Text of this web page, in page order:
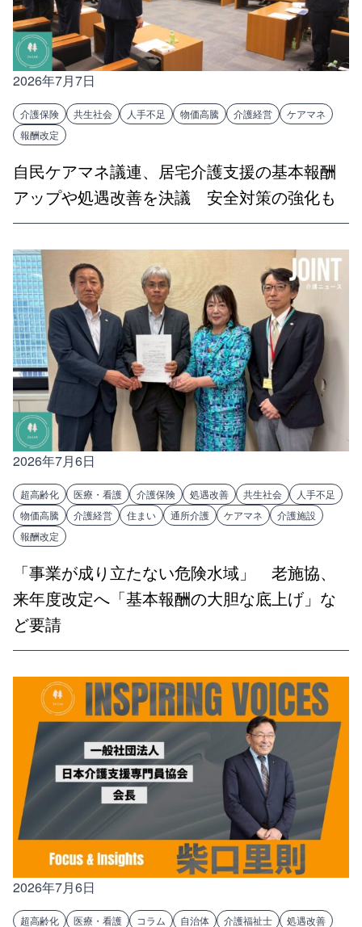
2026年7月7日
介護保険 共生社会 人手不足 物価高騰 介護経営
ケアマネ
報酬改定
自民ケアマネ議連、居宅介護支援の基本報酬
アップや処遇改善を決議 安全対策の強化も
2026年7月6日
超高齢化 医療・看護 介護保険 処遇改善 共生社会
人手不足
物価高騰
介護経営 住まい 通所介護 ケアマネ
介護施設
報酬改定
「事業が成り立たない危険水域」 老施協、
来年度改定へ「基本報酬の大胆な底上げ」な
ど要請
2026年7月6日
超高齢化 医療・看護 コラム 自治体 介護福祉士 処遇改善